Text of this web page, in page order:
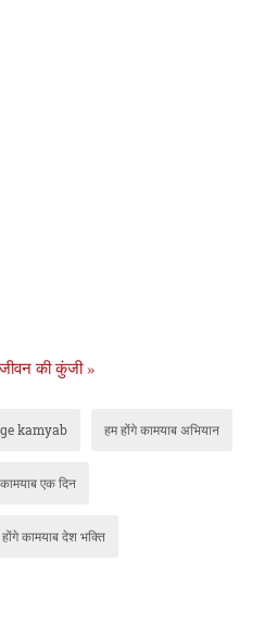
की कुंजी »
kamyab हम होंगे कामयाब अभियान
एक दिन
कामयाब देश भक्ति